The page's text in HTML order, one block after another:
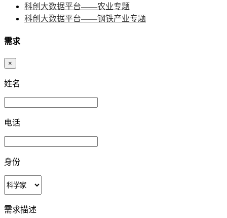
科创大数据平台——农业专题
科创大数据平台——钢铁产业专题
需求
×
姓名
电话
身份
需求描述